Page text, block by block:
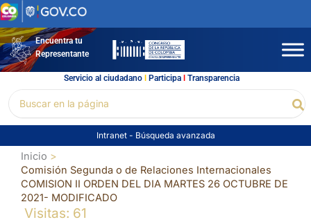
Ir
al
contenidoEncuentra tu
Representante
Servicio al ciudadano l Participal Transparencia
por:
Intranet - Búsqueda avanzada
Inicio
Comisión Segunda o de Relaciones Internacionales
COMISION II ORDEN DEL DIA MARTES 26 OCTUBRE DE
2021- MODIFICADO
Visitas: 61